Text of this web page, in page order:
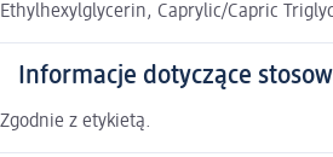
Ethylhexylglycerin, Caprylic/Capric
Informacje dotyczące
Zgodnie z etykietą.